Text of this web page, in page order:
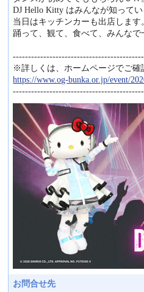
DJ Hello Kitty はみんなが知って
当日はキッチンカーも出店します
踊って、観て、食べて、みんなで
※詳しくは、ホームページでご確
https://www.og-bunka.or.jp/event/
お問合せ先